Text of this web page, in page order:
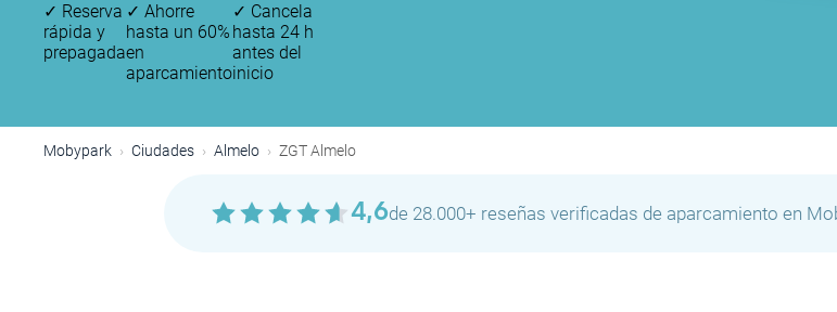
✓ Reserva
rápida y
prepagada
✓ Ahorre
hasta un 60%
en
aparcamiento
✓ Cancela
hasta 24 h
antes del
inicio
Mobypark Ciudades Almelo ZGT Almelo
4,6de 28.000+ reseñas verificadas de aparcamiento en